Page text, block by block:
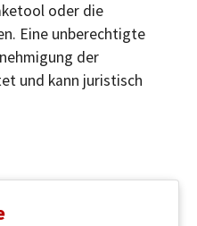
oder die
Eine unberechtigte
der
und kann juristisch